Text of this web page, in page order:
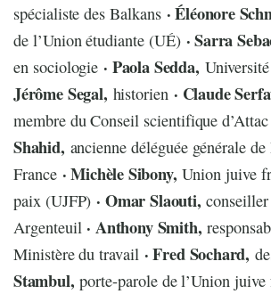
spécialiste des Balkans · Éléonore
de l’Union étudiante (UÉ) · Sarra
en sociologie· Paola Sedda,
Jérôme Segal, historien· Claude
membre du Conseil scientifique d’Attac
Shahid, ancienne déléguée générale
France · Michèle Sibony, Union juive
paix (UJFP)· Omar Slaouti,
Argenteuil· Anthony Smith,
Ministère du travail · Fred Sochard,
Stambul,porte-parole de l’Union